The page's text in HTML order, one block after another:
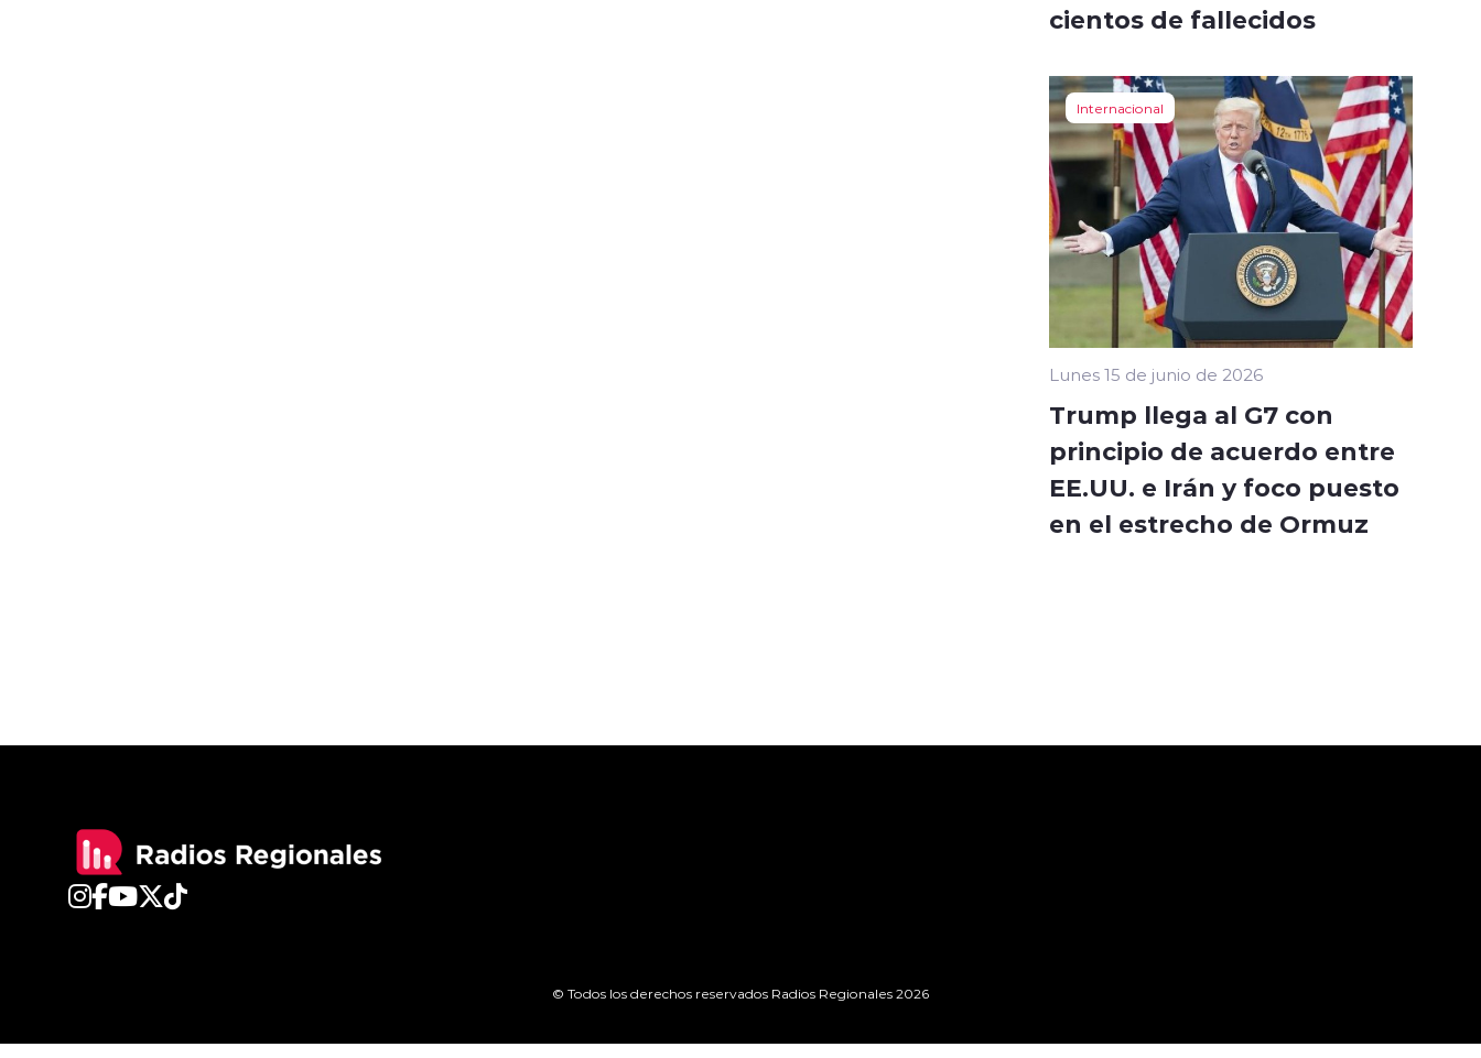
cientos de fallecidos
Internacional
Lunes 15 de junio de 2026
Trump llega al G7 con
principio de acuerdo entre
EE.UU. e Irán y foco puesto
en el estrecho de Ormuz
© Todos los derechos reservados Radios Regionales 2026